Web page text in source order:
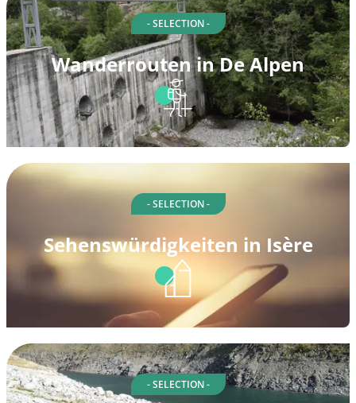
- SELECTION -
Wanderrouten in De Alpen
- SELECTION -
Sehenswürdigkeiten in Isère
- SELECTION -